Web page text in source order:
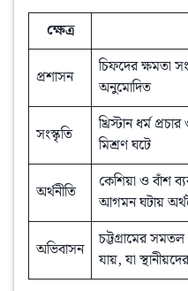
ক্ষেত্র
প্রশাসন
চিফদের ক্ষমতা
অনুমোদিত
সংস্কৃতি
খ্রিস্টান ধর্ম
মিশ্রণ ঘটে
অর্থনীতি
কেশিয়া ও বাঁশ
আগমন ঘটায়
অভিবাসন
চট্টগ্রামের
যায়, যা